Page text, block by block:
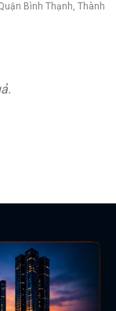
Bình Thạnh, Thành